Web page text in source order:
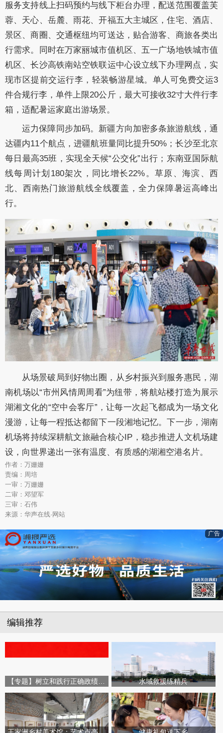
服务支持线上扫码预约与线下柜台办理，配送范围覆盖芙
蓉、天心、岳麓、雨花、开福五大主城区，住宅、酒店、
景区、商圈、交通枢纽均可送达，贴合游客、商旅各类出
行需求。同时在万家丽城市值机区、五一广场地铁城市值
机区、长沙高铁南站空铁联运中心设立线下办理网点，实
现市区提前交运行李，轻装畅游星城。单人可免费交运3
件合规行李，单件上限20公斤，最大可接收32寸大件行李
箱，适配暑运家庭出游场景。
运力保障同步加码。新疆方向加密多条旅游航线，通
达疆内11个航点，进疆航班量同比提升50%；长沙至北京
每日最高35班，实现全天候“公交化”出行；东南亚国际航
线每周计划180架次，同比增长22%。草原、海滨、西
北、西南热门旅游航线全线覆盖，全力保障暑运高峰出
行。
从场景破局到好物出圈，从乡村振兴到服务惠民，湖
南机场以“市州风情周周看”为纽带，将航站楼打造为展示
湖湘文化的“空中会客厅”，让每一次起飞都成为一场文化
漫游，让每一程抵达都留下一段湘地记忆。下一步，湖南
机场将持续深耕航文旅融合核心IP，稳步推进人文机场建
设，向世界递出一张有温度、有质感的湖湘空港名片。
作者：万姗姗
责编：周培
一审：万姗姗
二审：邓望军
三审：石伟
来源：华声在线·网站
广告
编辑推荐
水域救援练精兵